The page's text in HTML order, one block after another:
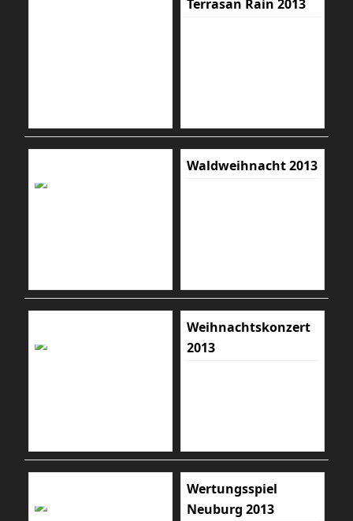
Terrasan Rain 2013
Waldweihnacht 2013
Weihnachtskonzert
2013
Wertungsspiel
Neuburg 2013